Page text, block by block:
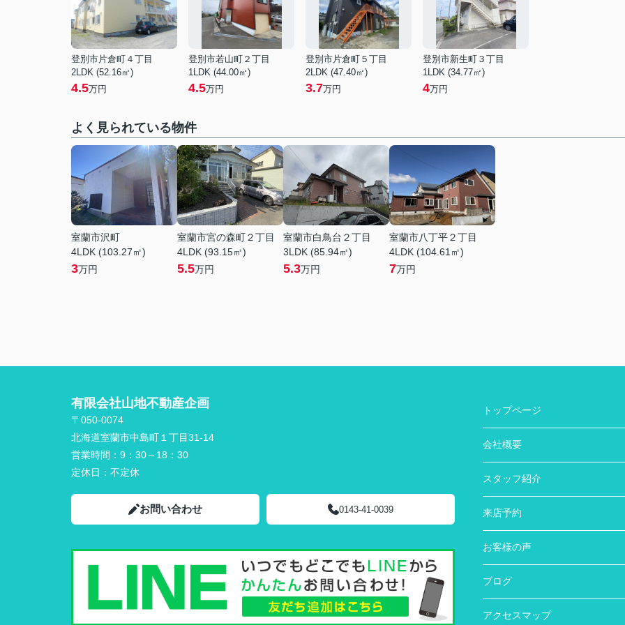
登別市片倉町４丁目
2LDK (52.16㎡)
4.5万円
登別市若山町２丁目
1LDK (44.00㎡)
4.5万円
登別市片倉町５丁目
2LDK (47.40㎡)
3.7万円
登別市新生町３丁目
1LDK (34.77㎡)
4万円
よく見られている物件
室蘭市沢町
4LDK (103.27㎡)
3万円
室蘭市宮の森町２丁目
4LDK (93.15㎡)
5.5万円
室蘭市白鳥台２丁目
3LDK (85.94㎡)
5.3万円
室蘭市八丁平２丁目
4LDK (104.61㎡)
7万円
有限会社山地不動産企画
〒050-0074
北海道室蘭市中島町１丁目31-14
営業時間： 9：30～18：30
定休日： 不定休
お問い合わせ 0143-41-0039
トップページ
会社概要
スタッフ紹介
来店予約
お客様の声
ブログ
アクセスマップ